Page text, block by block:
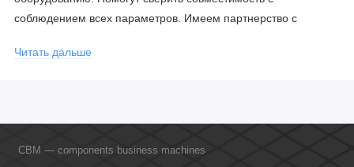
соблюдением всех параметров. Имеем партнерство с
обучение сотрудников, что позволяет исключить ошибки даже
Читать дальше
CBM — components business machines